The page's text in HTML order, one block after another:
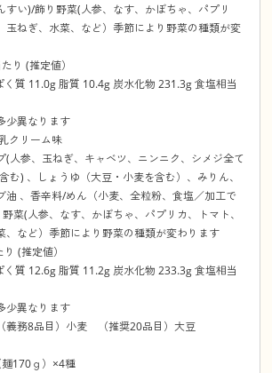
すい)/飾り野菜(人参、なす、かぼちゃ、パプリ
玉ねぎ、水菜、など）季節により野菜の種類が変
り (推定値）
質 11.0g 脂質 10.4g 炭水化物 231.3g 食塩相当
少異なります
クリーム味
(人参、玉ねぎ、キャベツ、ニンニク、シメジ全て
む) 、しょうゆ（大豆・小麦を含む）、みりん、
油 、香辛料/めん（小麦、全粒粉、食塩／加工で
菜(人参、なす、かぼちゃ、パプリカ、トマト、
、など）季節により野菜の種類が変わります
(推定値）
質 12.6g 脂質 11.2g 炭水化物 233.3g 食塩相当
少異なります
義務8品目）小麦 （推奨20品目）大豆
170ｇ）×4種